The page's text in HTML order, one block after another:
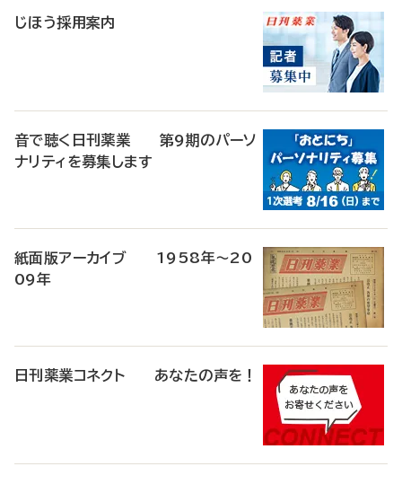
じほう採用案内
音で聴く日刊薬業 第9期のパーソ
ナリティを募集します
紙面版アーカイブ 1958年～20
09年
日刊薬業コネクト あなたの声を！